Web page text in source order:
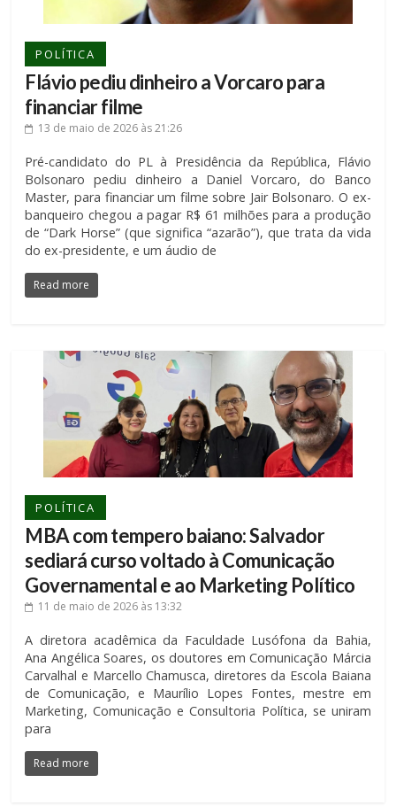
POLÍTICA
Flávio pediu dinheiro a Vorcaro para
financiar filme
13 de maio de 2026 às 21:26
Pré-candidato do PL à Presidência da República, Flávio
Bolsonaro pediu dinheiro a Daniel Vorcaro, do Banco
Master, para financiar um filme sobre Jair Bolsonaro. O ex-
banqueiro chegou a pagar R$ 61 milhões para a produção
de “Dark Horse” (que significa “azarão”), que trata da vida
do ex-presidente, e um áudio de
Read more
POLÍTICA
MBA com tempero baiano: Salvador
sediará curso voltado à Comunicação
Governamental e ao Marketing Político
11 de maio de 2026 às 13:32
A diretora acadêmica da Faculdade Lusófona da Bahia,
Ana Angélica Soares, os doutores em Comunicação Márcia
Carvalhal e Marcello Chamusca, diretores da Escola Baiana
de Comunicação, e Maurílio Lopes Fontes, mestre em
Marketing, Comunicação e Consultoria Política, se uniram
para
Read more